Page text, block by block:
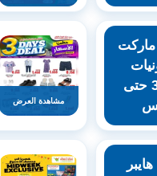
المتنوعة من 3 حتى
مشاهدة العرض